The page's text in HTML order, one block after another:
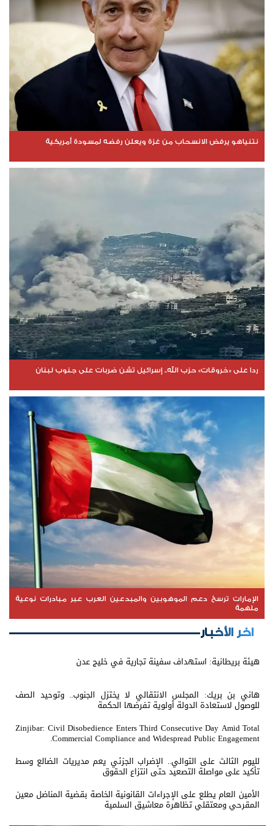
نتنياهو يرفض الانسحاب من غزة ويعلن رفضه لمسودة أمريكية
ردا على «خروقات» حزب الله.. إسرائيل تشن ضربات على جنوب لبنان
الإمارات ترسخ دعم الموهوبين والمبدعين العرب عبر مبادرات نوعية
ملهمة
اخر الأخبار
هيئة بريطانية: استهداف سفينة تجارية في خليج عدن
هاني بن بريك: المجلس الانتقالي لا يختزل الجنوب.. وتوحيد الصف
للوصول لاستعادة الدولة أولوية تفرضها الحكمة
Zinjibar: Civil Disobedience Enters Third Consecutive Day Amid Total
Commercial Compliance and Widespread Public Engagement.
لليوم الثالث على التوالي.. الإضراب الجزئي يعم مديريات الضالع وسط
تأكيد على مواصلة التصعيد حتى انتزاع الحقوق
الأمين العام يطلع على الإجراءات القانونية الخاصة بقضية المناضل معين
المقرحي ومعتقلي تظاهرة معاشيق السلمية